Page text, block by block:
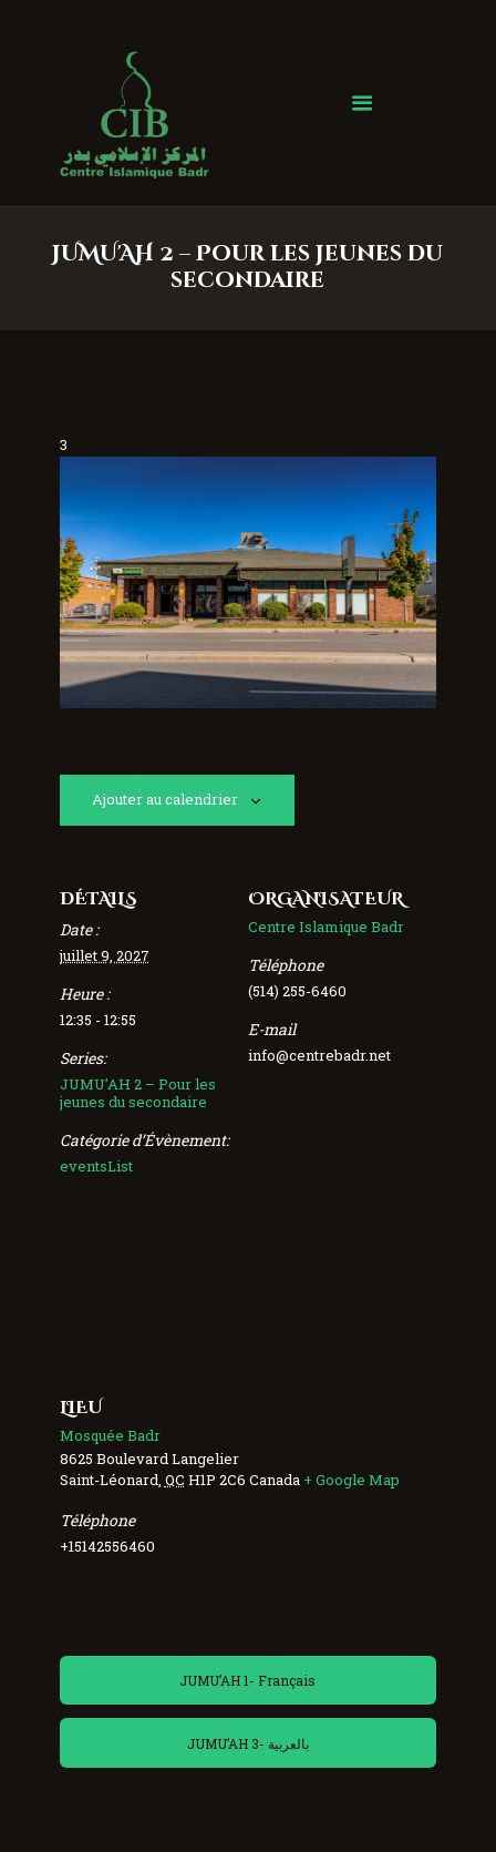
JUMU'AH 2 – Pour les jeunes du
secondaire
Centre Islamique Badr
Accueil
À propos
Services
Faire un don
3
Ajouter au calendrier
DÉTAILS
Date :
juillet 9, 2027
Heure :
12:35 - 12:55
Series:
JUMU’AH 2 – Pour les
jeunes du secondaire
Catégorie d’Évènement:
eventsList
ORGANISATEUR
Centre Islamique Badr
Téléphone
(514) 255-6460
E-mail
info@centrebadr.net
LIEU
Mosquée Badr
8625 Boulevard Langelier
Saint-Léonard QC H1P 2C6 Canada + Google Map
Téléphone
+15142556460
JUMU’AH 1- Français
JUMU’AH 3- بالعربية